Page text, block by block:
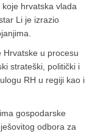
hrvatska vlada
Li je izrazio
Hrvatske u procesu
strateški, politički i
RH u regiji kao i
gospodarske
odbora za